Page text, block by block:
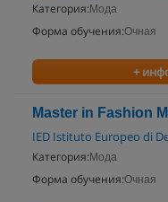
Категория: Мода
Форма обучения:Очная
+
Master in Fashion
IED Istituto Europeo di
Категория: Мода
Форма обучения:Очная